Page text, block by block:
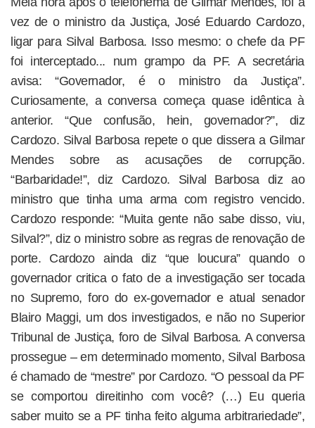
vez de o ministro da Justiça, José Eduardo Cardozo,
ligar para Silval Barbosa. Isso mesmo: o chefe da PF
foi interceptado... num grampo da PF. A secretária
avisa: “Governador, é o ministro da Justiça”.
Curiosamente, a conversa começa quase idêntica à
anterior. “Que confusão, hein, governador?”, diz
Cardozo. Silval Barbosa repete o que dissera a Gilmar
Mendes sobre as acusações de corrupção.
“Barbaridade!”, diz Cardozo. Silval Barbosa diz ao
ministro que tinha uma arma com registro vencido.
Cardozo responde: “Muita gente não sabe disso, viu,
Silval?”, diz o ministro sobre as regras de renovação de
porte. Cardozo ainda diz “que loucura” quando o
governador critica o fato de a investigação ser tocada
no Supremo, foro do ex-governador e atual senador
Blairo Maggi, um dos investigados, e não no Superior
Tribunal de Justiça, foro de Silval Barbosa. A conversa
prossegue – em determinado momento, Silval Barbosa
é chamado de “mestre” por Cardozo. “O pessoal da PF
se comportou direitinho com você? (…) Eu queria
saber muito se a PF tinha feito alguma arbitrariedade”,